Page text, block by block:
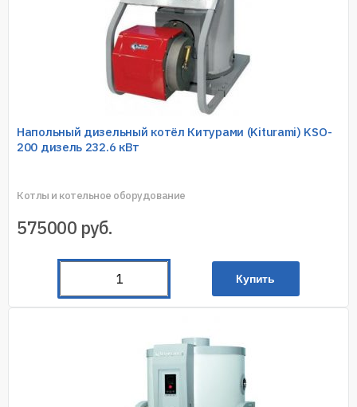
Напольный дизельный котёл Китурами (Kiturami) KSO-
200 дизель 232.6 кВт
Котлы и котельное оборудование
575000 руб.
Купить